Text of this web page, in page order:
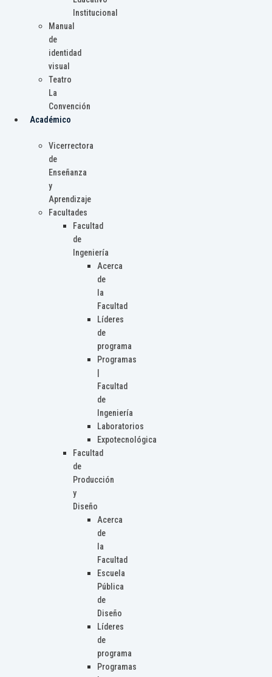
Institucional
Manual
de
identidad
visual
Teatro
La
Convención
Académico
Vicerrectora
de
Enseñanza
y
Aprendizaje
Facultades
Facultad
de
Ingeniería
Acerca
de
la
Facultad
Líderes
de
programa
Programas
Facultad
de
Ingeniería
Laboratorios
Expotecnológica
Facultad
de
Producción
y
Diseño
Acerca
de
la
Facultad
Escuela
Pública
de
Diseño
Líderes
de
programa
Programas